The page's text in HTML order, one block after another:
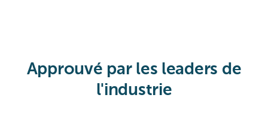
Approuvé par les leaders de
l'industrie